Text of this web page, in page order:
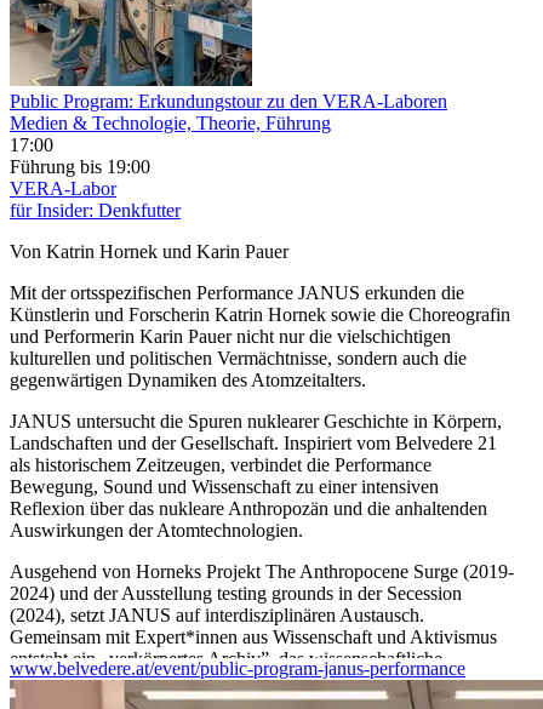
Public Program: Erkundungstour zu den VERA-Laboren
Medien & Technologie, Theorie, Führung
17:00
Führung bis 19:00
VERA-Labor
für Insider: Denkfutter
Von Katrin Hornek und Karin Pauer
Mit der ortsspezifischen Performance JANUS erkunden die
Künstlerin und Forscherin Katrin Hornek sowie die Choreografin
und Performerin Karin Pauer nicht nur die vielschichtigen
kulturellen und politischen Vermächtnisse, sondern auch die
gegenwärtigen Dynamiken des Atomzeitalters.
JANUS untersucht die Spuren nuklearer Geschichte in Körpern,
Landschaften und der Gesellschaft. Inspiriert vom Belvedere 21
als historischem Zeitzeugen, verbindet die Performance
Bewegung, Sound und Wissenschaft zu einer intensiven
Reflexion über das nukleare Anthropozän und die anhaltenden
Auswirkungen der Atomtechnologien.
Ausgehend von Horneks Projekt The Anthropocene Surge (2019-
2024) und der Ausstellung testing grounds in der Secession
(2024), setzt JANUS auf interdisziplinären Austausch.
Gemeinsam mit Expert*innen aus Wissenschaft und Aktivismus
entsteht ein „verkörpertes Archiv”, das wissenschaftliche
Erkenntnisse für die Öffentlichkeit erfahrbar macht.
www.belvedere.at/event/public-program-janus-performance